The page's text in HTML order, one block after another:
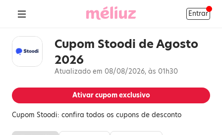
Entrar
Cupom Stoodi de Agosto
2026
Atualizado em 08/08/2026, às 01h30
Ativar cupom exclusivo
Cupom Stoodi: confira todos os cupons de desconto